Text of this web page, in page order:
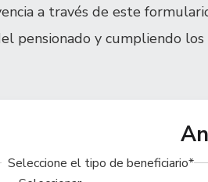
a través de este
pensionado y cumpliendo
Seleccione el tipo de beneficiario*